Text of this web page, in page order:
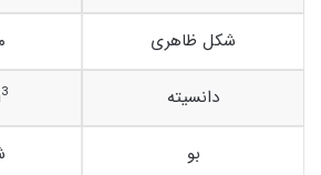
شکل ظاهری
دانسیته 3
بو